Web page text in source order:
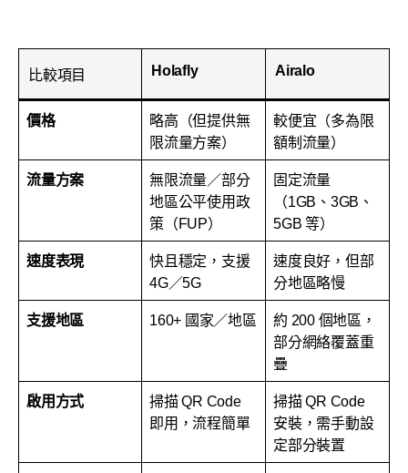
比較項目 Holafly Airalo
價格
略高（但提供無
限流量方案）
較便宜（多為限
額制流量）
流量方案
無限流量／部分
地區公平使用政
策（FUP）
固定流量
（1GB、3GB、
5GB 等）
速度表現
快且穩定，支援
4G／5G
速度良好，但部
分地區略慢
支援地區 160+ 國家／地區
約 200 個地區，
部分網絡覆蓋重
疊
啟用方式
掃描 QR Code
即用，流程簡單
掃描 QR Code
安裝，需手動設
定部分裝置